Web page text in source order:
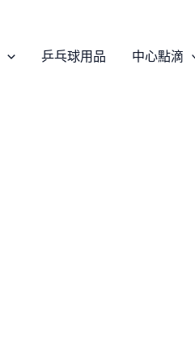
乒乓球用品 中心點滴